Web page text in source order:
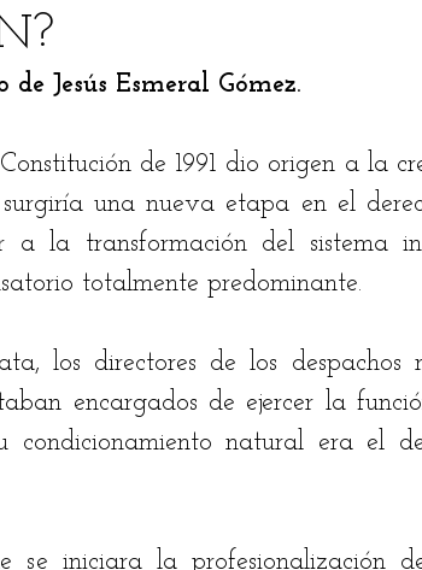
Betancourt Christian Rodríguez
Ricardo Andrés Manrique
Jesús Esmeral Gómez.
de 1991 dio origen a la
una nueva etapa en el
a la transformación del sistema
totalmente predominante.
los directores de los despachos
encargados de ejercer la
condicionamiento natural era el
se iniciara la profesionalización